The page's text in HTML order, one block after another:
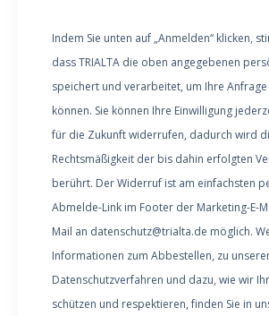
Indem Sie unten auf „Anmelden“ klicken,
dass TRIALTA die oben angegebenen
speichert und verarbeitet, um Ihre
können. Sie können Ihre Einwilligung
für die Zukunft widerrufen, dadurch wird
Rechtsmäßigkeit der bis dahin erfolgten
berührt. Der Widerruf ist am einfachsten
Abmelde-Link im Footer der Marketing-E-
Mail an datenschutz@trialta.de möglich.
Informationen zum Abbestellen, zu
Datenschutzverfahren und dazu, wie wir
schützen und respektieren, finden Sie in